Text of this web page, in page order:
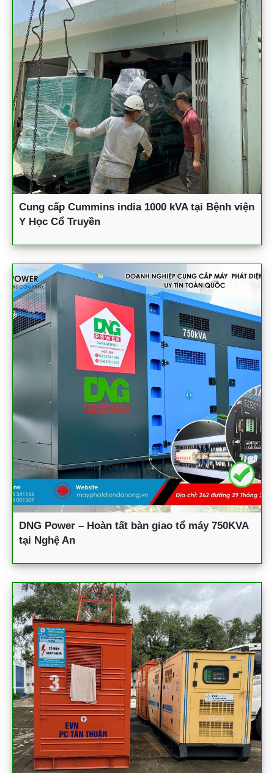
Cung cấp Cummins india 1000 kVA tại Bệnh viện
Y Học Cổ Truyền
DNG Power – Hoàn tất bàn giao tổ máy 750KVA
tại Nghệ An